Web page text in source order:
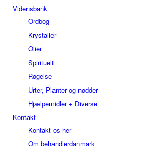
Vidensbank
Ordbog
Krystaller
Olier
Spirituelt
Røgelse
Urter, Planter og nødder
Hjælpemidler + Diverse
Kontakt
Kontakt os her
Om behandlerdanmark